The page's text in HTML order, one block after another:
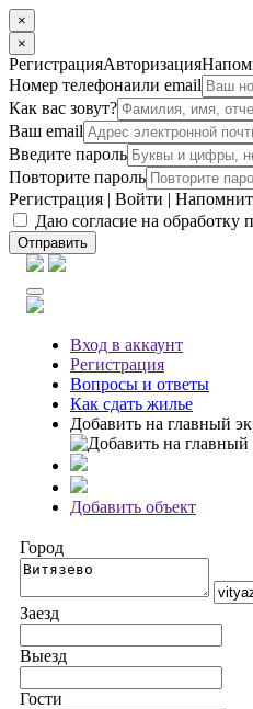
×
×
РегистрацияАвторизация
Номер телефонаили email
Как вас зовут?
Ваш email
Введите пароль
Повторите пароль
Регистрация | Войти |
Даю согласие на обработку
Отправить
Вход в аккаунт
Регистрация
Вопросы и ответы
Как сдать жилье
Добавить на главный
Добавить объект
Город
Заезд
Выезд
Гости